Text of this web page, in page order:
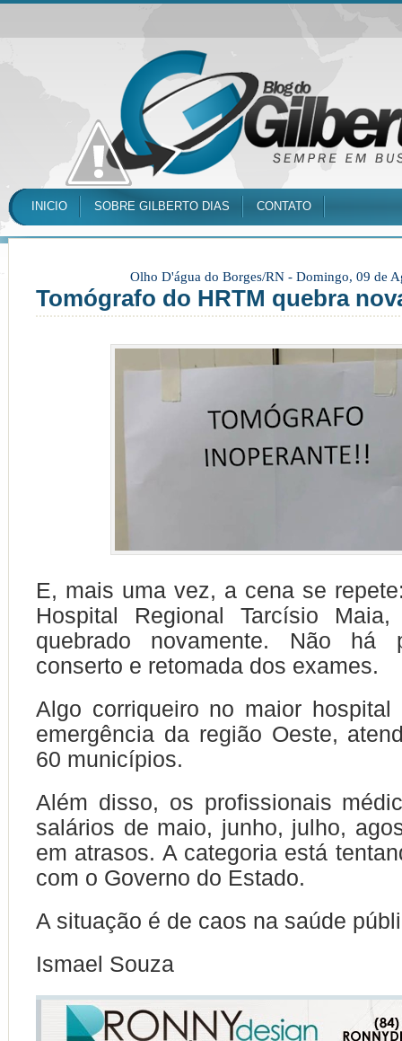
INICIO SOBRE GILBERTO DIAS CONTATO
Olho D'água do Borges/RN - Domingo, 09 de
Tomógrafo do HRTM quebra
E, mais uma vez, a cena se
Hospital Regional Tarcísio
quebrado novamente. Não há
conserto e retomada dos exames.
Algo corriqueiro no maior
emergência da região Oeste,
60 municípios.
Além disso, os profissionais
salários de maio, junho, julho,
em atrasos. A categoria está
com o Governo do Estado.
A situação é de caos na saúde
Ismael Souza